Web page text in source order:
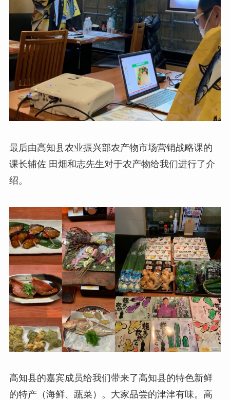
最后由高知县农业振兴部农产物市场营销战略课的
课长辅佐 田畑和志先生对于农产物给我们进行了介
绍。
高知县的嘉宾成员给我们带来了高知县的特色新鲜
的特产（海鲜、蔬菜）。大家品尝的津津有味。高